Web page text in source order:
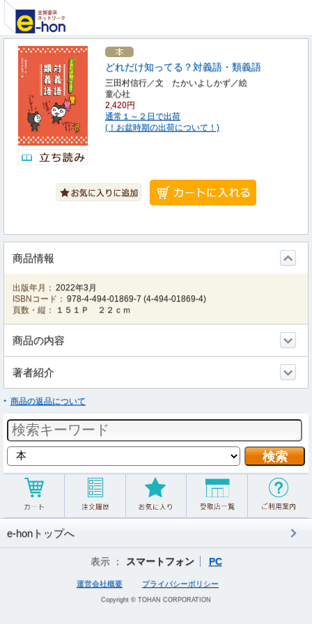
どれだけ知ってる？対義語・類義語
三田村信行／文 たかいよしかず／絵
童心社
2,420円
通常１～２日で出荷
(！お盆時期の出荷について！)
商品情報
出版年月： 2022年3月
ISBNコード： 978-4-494-01869-7 (4-494-01869-4)
頁数・縦：
１５１Ｐ ２２ｃｍ
商品の内容
著者紹介
商品の返品について
e-honトップへ
表示 ： スマートフォン PC
運営会社概要 プライバシーポリシー
Copyright © TOHAN CORPORATION